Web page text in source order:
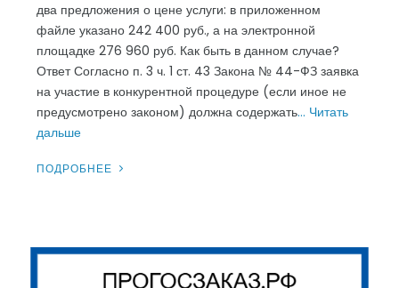
два предложения о цене услуги: в приложенном
файле указано 242 400 руб., а на электронной
площадке 276 960 руб. Как быть в данном случае?
Ответ Согласно п. 3 ч. 1 ст. 43 Закона № 44-ФЗ заявка
на участие в конкурентной процедуре (если иное не
предусмотрено законом) должна содержать… Читать
дальше
ПОДРОБНЕЕ